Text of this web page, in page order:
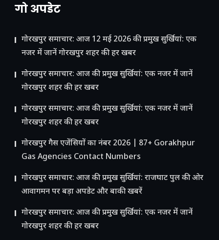
गो अपडेट
गोरखपुर समाचार: आज 12 मई 2026 की प्रमुख सुर्खियां: एक
नजर में जानें गोरखपुर शहर की हर खबर
गोरखपुर समाचार: आज की प्रमुख सुर्खियां: एक नजर में जानें
गोरखपुर शहर की हर खबर
गोरखपुर समाचार: आज की प्रमुख सुर्खियां: एक नजर में जानें
गोरखपुर शहर की हर खबर
गोरखपुर गैस एजेंसियों का नंबर 2026 | 87+ Gorakhpur
Gas Agencies Contact Numbers
गोरखपुर समाचार: आज की प्रमुख सुर्खियां: राजघाट पुल की ओर
आवागमन पर बड़ा अपडेट और बाकी खबरें
गोरखपुर समाचार: आज की प्रमुख सुर्खियां: एक नजर में जानें
गोरखपुर शहर की हर खबर